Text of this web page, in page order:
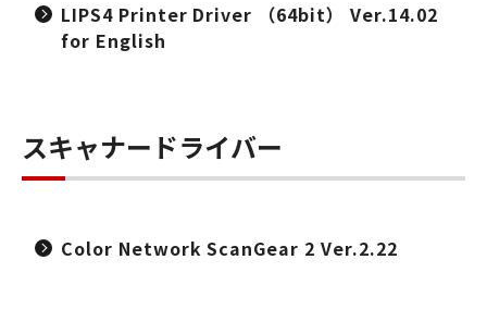
LIPS4 Printer Driver （64bit） Ver.14.02
for English
スキャナードライバー
Color Network ScanGear 2 Ver.2.22